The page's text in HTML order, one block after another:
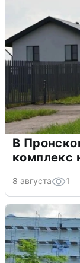
В
комплекс
8 августа 1